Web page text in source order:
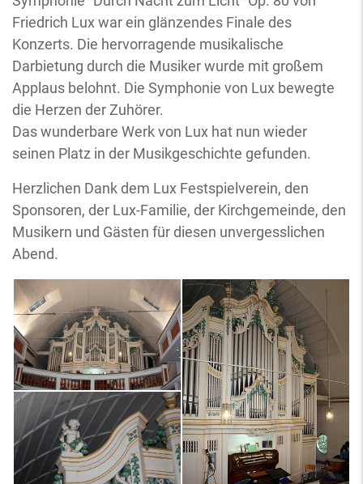
Friedrich Lux war ein glänzendes Finale des
Konzerts. Die hervorragende musikalische
Darbietung durch die Musiker wurde mit großem
Applaus belohnt. Die Symphonie von Lux bewegte
die Herzen der Zuhörer.
Das wunderbare Werk von Lux hat nun wieder
seinen Platz in der Musikgeschichte gefunden.
Herzlichen Dank dem Lux Festspielverein, den
Sponsoren, der Lux-Familie, der Kirchgemeinde, den
Musikern und Gästen für diesen unvergesslichen
Abend.